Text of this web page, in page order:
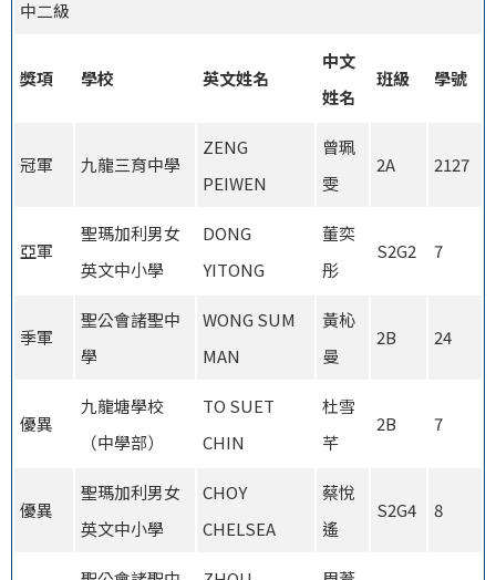
中二級
獎項 學校 英文姓名
中文
姓名
班級 學號
冠軍 九龍三育中學
ZENG
PEIWEN
曾珮
雯
2A 2127
亞軍
聖瑪加利男女
英文中小學
DONG
YITONG
董奕
彤
S2G2 7
季軍
聖公會諸聖中
學
WONG SUM
MAN
黃杺
曼
2B 24
優異
九龍塘學校
（中學部）
TO SUET
CHIN
杜雪
芊
2B 7
優異
聖瑪加利男女
英文中小學
CHOY
CHELSEA
蔡悅
遙
S2G4 8